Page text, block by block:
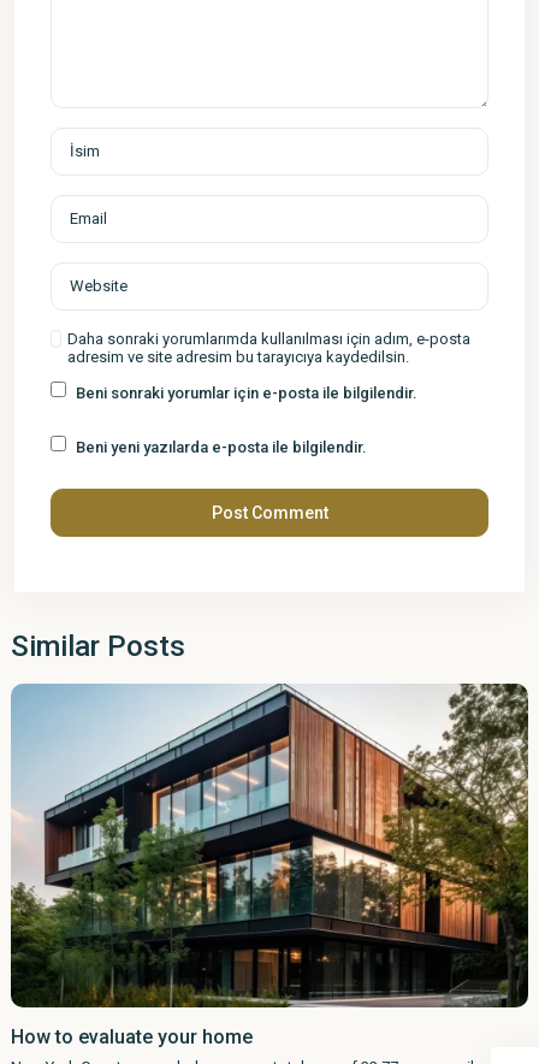
Daha sonraki yorumlarımda kullanılması için adım, e-posta
adresim ve site adresim bu tarayıcıya kaydedilsin.
Beni sonraki yorumlar için e-posta ile bilgilendir.
Beni yeni yazılarda e-posta ile bilgilendir.
Similar Posts
How to evaluate your home